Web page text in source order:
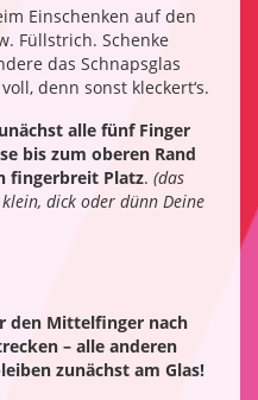
Einschenken auf den
Füllstrich. Schenke
das Schnapsglas
denn sonst kleckert‘s.
alle fünf Finger
bis zum oberen Rand
fingerbreit Platz. (das
dick oder dünn Deine
den Mittelfinger nach
– alle anderen
zunächst am Glas!